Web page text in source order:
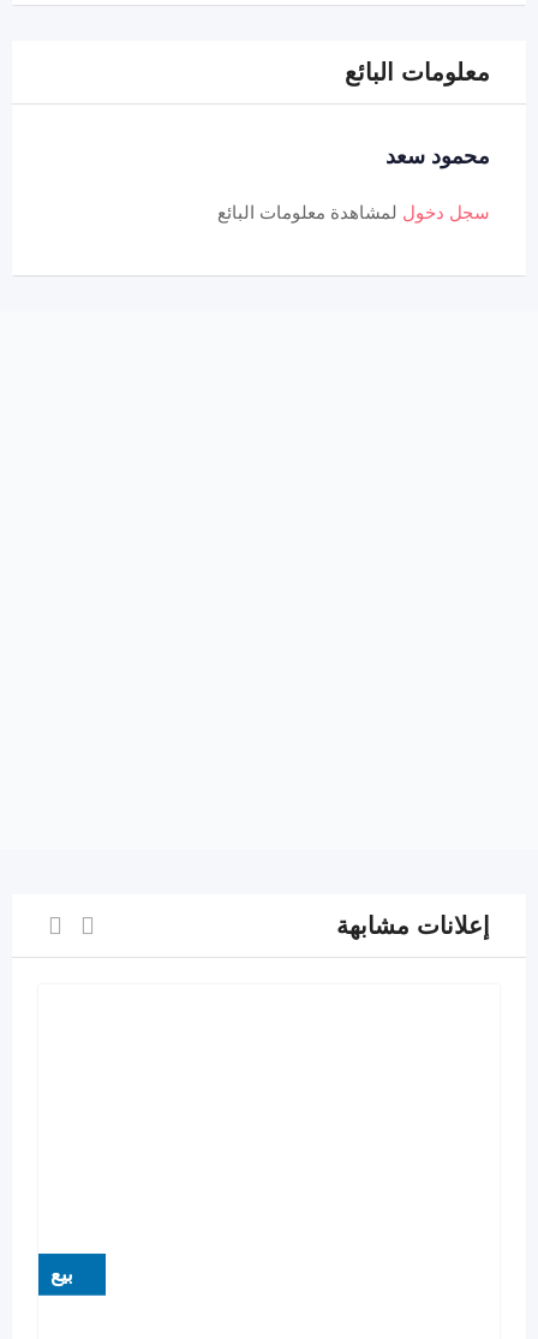
معلومات البائع
محمود سعد
سجل دخول لمشاهدة معلومات البائع
إعلانات مشابهة
بيع